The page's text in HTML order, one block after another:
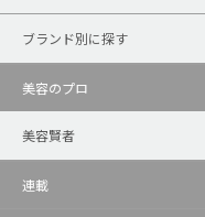
ブランド別に探す
美容のプロ
美容賢者
連載